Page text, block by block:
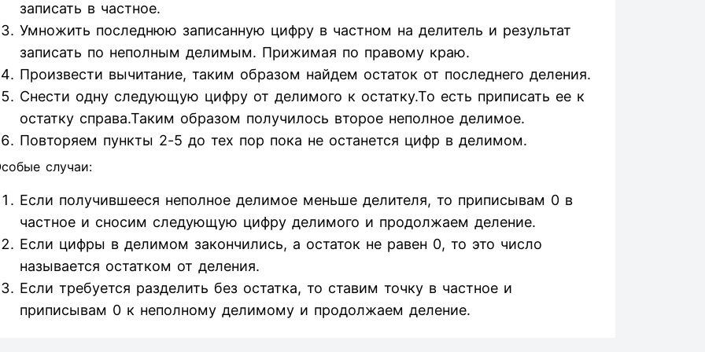
записать в частное.
Умножить последнюю записанную цифру в частном на делитель и результат
записать по неполным делимым. Прижимая по правому краю.
Произвести вычитание, таким образом найдем остаток от последнего деления.
Снести одну следующую цифру от делимого к остатку.То есть приписать ее к
остатку справа.Таким образом получилось второе неполное делимое.
Повторяем пункты 2-5 до тех пор пока не останется цифр в делимом.
случаи:
Если получившееся неполное делимое меньше делителя, то приписывам 0 в
частное и сносим следующую цифру делимого и продолжаем деление.
Если цифры в делимом закончились, а остаток не равен 0, то это число
называется остатком от деления.
Если требуется разделить без остатка, то ставим точку в частное и
приписывам 0 к неполному делимому и продолжаем деление.